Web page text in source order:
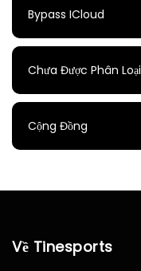
Bypass ICloud
Chưa Được Phân Loại
Cộng Đồng
Về Tinesports